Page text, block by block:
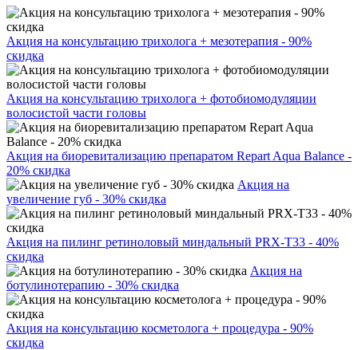
Акция на консультацию трихолога + мезотерапия - 90%
скидка
Акция на консультацию трихолога + фотобиомодуляции
волосистой части головы
Акция на биоревитализацию препаратом Repart Aqua Balance -
20% скидка
Акция на
увеличение губ - 30% скидка
Акция на пилинг ретиноловый миндальный PRX-T33 - 40%
скидка
Акция на
ботулинотерапию - 30% скидка
Акция на консультацию косметолога + процедура - 90%
скидка